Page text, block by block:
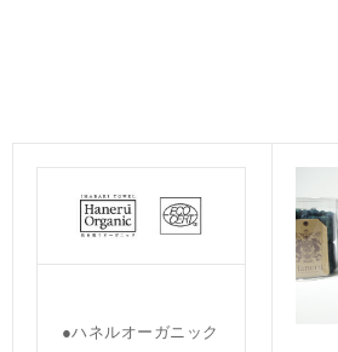
●ハネルオーガニック